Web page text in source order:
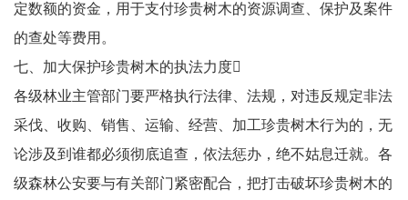
定数额的资金，用于支付珍贵树木的资源调查、保护及案件
的查处等费用。
七、加大保护珍贵树木的执法力度
各级林业主管部门要严格执行法律、法规，对违反规定非法
采伐、收购、销售、运输、经营、加工珍贵树木行为的，无
论涉及到谁都必须彻底追查，依法惩办，绝不姑息迁就。各
级森林公安要与有关部门紧密配合，把打击破坏珍贵树木的